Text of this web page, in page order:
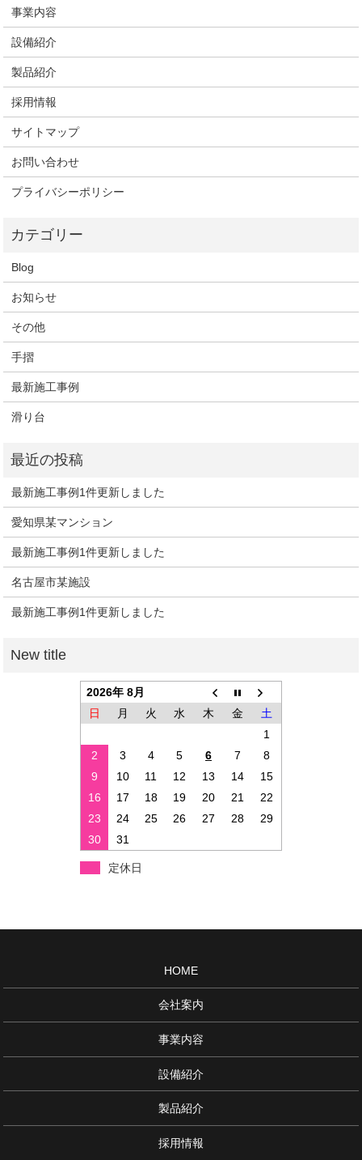
事業内容
設備紹介
製品紹介
採用情報
サイトマップ
お問い合わせ
プライバシーポリシー
Blog
お知らせ
その他
手摺
最新施工事例
滑り台
最新施工事例1件更新しました
愛知県某マンション
最新施工事例1件更新しました
名古屋市某施設
最新施工事例1件更新しました
2026年 8月
日
月 火 水 木 金
土
1
2
3 4 5 6 7
8
9
10 11 12 13 14
15
16
17 18 19 20 21
22
23
24 25 26 27 28
29
30
31
定休日
HOME
会社案内
事業内容
設備紹介
製品紹介
採用情報